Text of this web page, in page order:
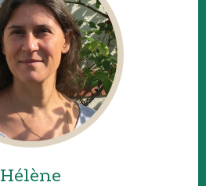
Hélène